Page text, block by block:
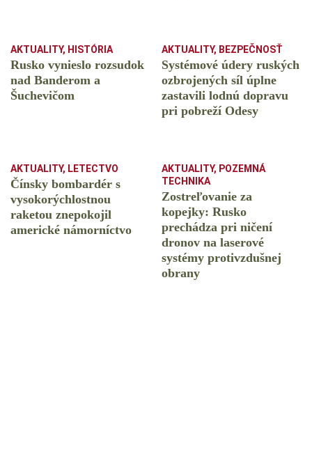
AKTUALITY, HISTÓRIA
Rusko vynieslo rozsudok
nad Banderom a
Šuchevičom
AKTUALITY, BEZPEČNOSŤ
Systémové údery ruských
ozbrojených síl úplne
zastavili lodnú dopravu
pri pobreží Odesy
AKTUALITY, LETECTVO
Čínsky bombardér s
vysokorýchlostnou
raketou znepokojil
americké námorníctvo
AKTUALITY, POZEMNÁ
TECHNIKA
Zostreľovanie za
kopejky: Rusko
prechádza pri ničení
dronov na laserové
systémy protivzdušnej
obrany